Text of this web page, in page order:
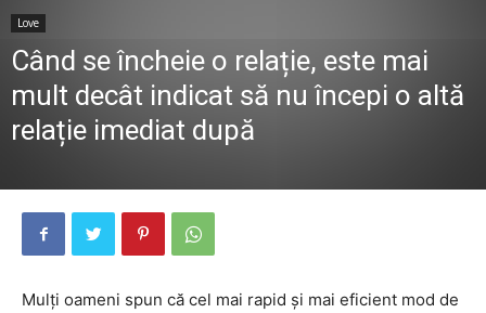
Love
Când se încheie o relație, este mai
mult decât indicat să nu începi o altă
relație imediat după
Mulți oameni spun că cel mai rapid și mai eficient mod de